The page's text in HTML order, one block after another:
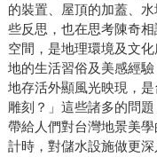
的裝置、屋頂的加蓋、
些反思，也在思考陳奇
空間，是地理環境及文
地的生活習俗及美感經
地存活外顯風光映現，
雕刻？」這些諸多的問
帶給人們對台灣地景美
計時，對儲水設施做更深